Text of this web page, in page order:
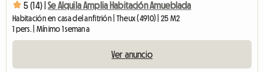
5 (14) | Se Alquila Amplia Habitación Amueblada
Habitación en casa del anfitrión | Theux (4910) | 25 M2
1 pers. | Mínimo 1 semana
Ver anuncio